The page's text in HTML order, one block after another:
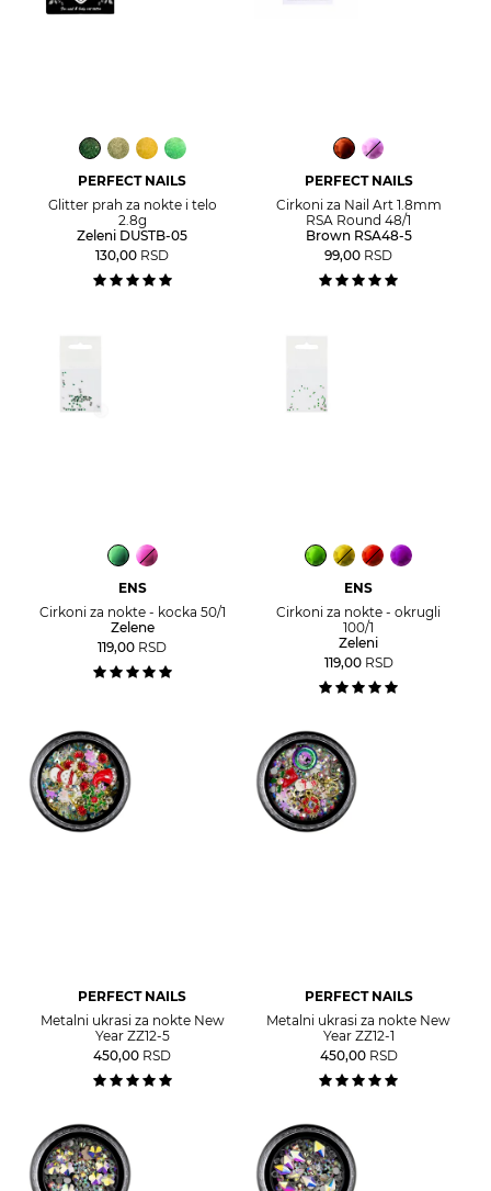
PERFECT NAILS
Glitter prah za nokte i telo
2.8g
Zeleni DUSTB-05
130,00 RSD
PERFECT NAILS
Cirkoni za Nail Art 1.8mm
RSA Round 48/1
Brown RSA48-5
99,00 RSD
ENS
Cirkoni za nokte - kocka 50/1
Zelene
119,00 RSD
ENS
Cirkoni za nokte - okrugli
100/1
Zeleni
119,00 RSD
PERFECT NAILS
Metalni ukrasi za nokte New
Year ZZ12-5
450,00 RSD
PERFECT NAILS
Metalni ukrasi za nokte New
Year ZZ12-1
450,00 RSD